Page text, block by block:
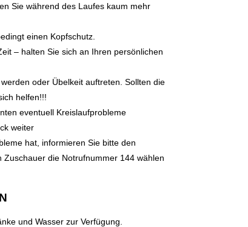
Sie während des Laufes kaum mehr
einen Kopfschutz.
– halten Sie sich an Ihren persönlichen
oder Übelkeit auftreten. Sollten die
helfen!!!
eventuell Kreislaufprobleme
weiter
hat, informieren Sie bitte den
die Notrufnummer 144 wählen
und Wasser zur Verfügung.